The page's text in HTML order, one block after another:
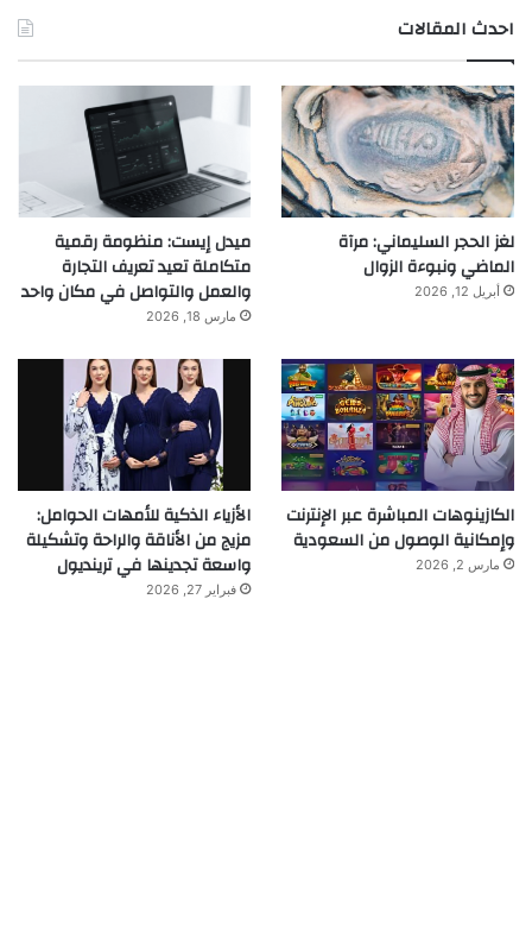
احدث المقالات
لغز الحجر السليماني: مرآة
الماضي ونبوءة الزوال
أبريل 12, 2026
ميدل إيست: منظومة رقمية
متكاملة تعيد تعريف التجارة
والعمل والتواصل في مكان واحد
مارس 18, 2026
الكازينوهات المباشرة عبر الإنترنت
وإمكانية الوصول من السعودية
مارس 2, 2026
الأزياء الذكية للأمهات الحوامل:
مزيج من الأناقة والراحة وتشكيلة
واسعة تجدينها في ترينديول
فبراير 27, 2026